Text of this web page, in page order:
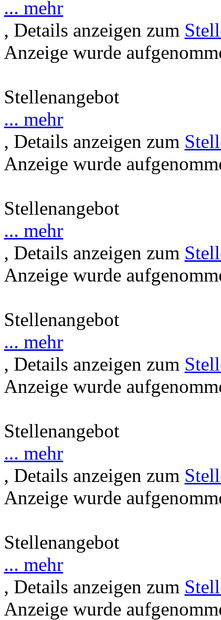
... mehr
, Details anzeigen zum
Anzeige wurde
Stellenangebot
... mehr
, Details anzeigen zum
Anzeige wurde
Stellenangebot
... mehr
, Details anzeigen zum
Anzeige wurde
Stellenangebot
... mehr
, Details anzeigen zum
Anzeige wurde
Stellenangebot
... mehr
, Details anzeigen zum
Anzeige wurde
Stellenangebot
... mehr
, Details anzeigen zum
Anzeige wurde